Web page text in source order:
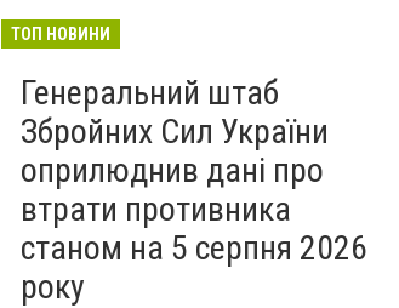
Велика Британія оголосила
про новий пакет військової
та гуманітарної допомоги
Україні
17:20
24 лютого
ТОП НОВИНИ
Генеральний штаб
Збройних Сил України
оприлюднив дані про
втрати противника
станом на 5 серпня 2026
року